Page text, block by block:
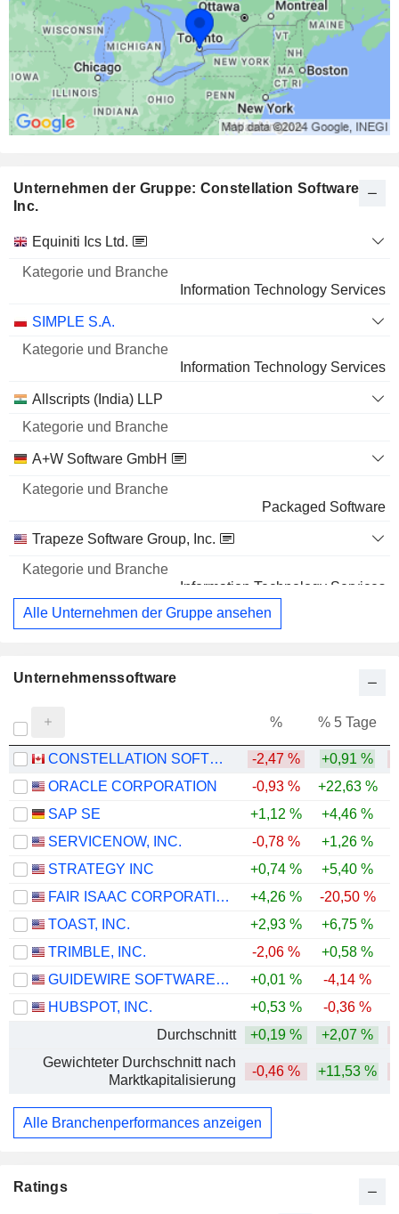
Unternehmen der Gruppe: Constellation Software
Inc.
Name
Kategorie
Branche
Equiniti Ics Ltd.
Information Technology Services
SIMPLE S.A.
Information Technology Services
Allscripts (India) LLP
A+W Software GmbH
Packaged Software
Trapeze Software Group, Inc.
Information Technology Services
Alle Unternehmen der Gruppe ansehen
Unternehmenssoftware
% % 5 Tage
CONSTELLATION SOFTWARE INC. -2,47 % +0,91 %
ORACLE CORPORATION
-0,93 % +22,63 %
SAP SE
+1,12 % +4,46 %
SERVICENOW, INC.
-0,78 % +1,26 %
STRATEGY INC
+0,74 % +5,40 %
FAIR ISAAC CORPORATION
+4,26 % -20,50 %
TOAST, INC.
+2,93 % +6,75 %
TRIMBLE, INC.
-2,06 % +0,58 %
GUIDEWIRE SOFTWARE, INC.
+0,01 % -4,14 %
HUBSPOT, INC.
+0,53 % -0,36 %
Durchschnitt
+0,19 % +2,07 %
Gewichteter Durchschnitt nach
Marktkapitalisierung
-0,46 % +11,53 %
Alle Branchenperformances anzeigen
Ratings